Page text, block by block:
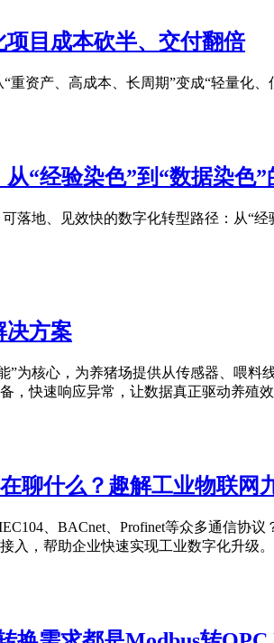
目成本砍半、交付翻倍
资产、高成本、长周期”变成“轻量化、
“经验染色”到“数据染色
落地、见效快的数字化转型路径：从“
决方案
”为核心，为养猪场提供从传感器、喂
，快速响应异常，让数据真正驱动养殖效
聊什么？趣解工业物联网
、BACnet、Profinet等众多通信
入，帮助企业快速实现工业数字化升级。